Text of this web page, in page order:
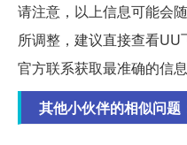
请注意，以上信息可能会
所调整，建议直接查看
官方联系获取最准确的信息
其他小伙伴的相似问题